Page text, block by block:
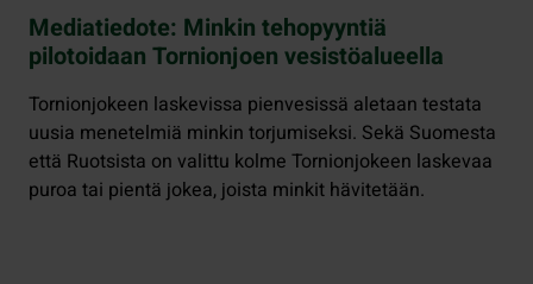
Mediatiedote: Minkin tehopyyntiä
pilotoidaan Tornionjoen vesistöalueella
Tornionjokeen laskevissa pienvesissä aletaan testata
uusia menetelmiä minkin torjumiseksi. Sekä Suomesta
että Ruotsista on valittu kolme Tornionjokeen laskevaa
puroa tai pientä jokea, joista minkit hävitetään.